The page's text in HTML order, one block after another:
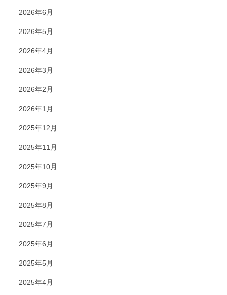
2026年6月
2026年5月
2026年4月
2026年3月
2026年2月
2026年1月
2025年12月
2025年11月
2025年10月
2025年9月
2025年8月
2025年7月
2025年6月
2025年5月
2025年4月